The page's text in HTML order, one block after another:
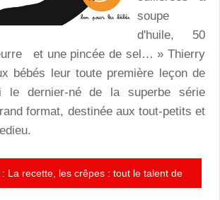
soupe
d'huile, 50
et une pincée de sel… » Thierry
bébés leur toute première leçon de
le dernier-né de la superbe série
format, destinée aux tout-petits et
La recette, les crêpes : tout le talent de